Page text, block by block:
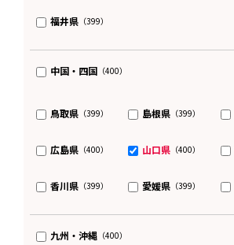
福井県（399）
中国・四国（400）
鳥取県（399） 島根県 （399）
広島県（400） 山口県 （400）
香川県（399） 愛媛県 （399）
九州・沖縄（400）